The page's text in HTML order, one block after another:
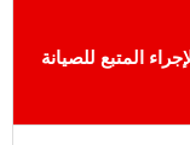
المتبع للصيانة